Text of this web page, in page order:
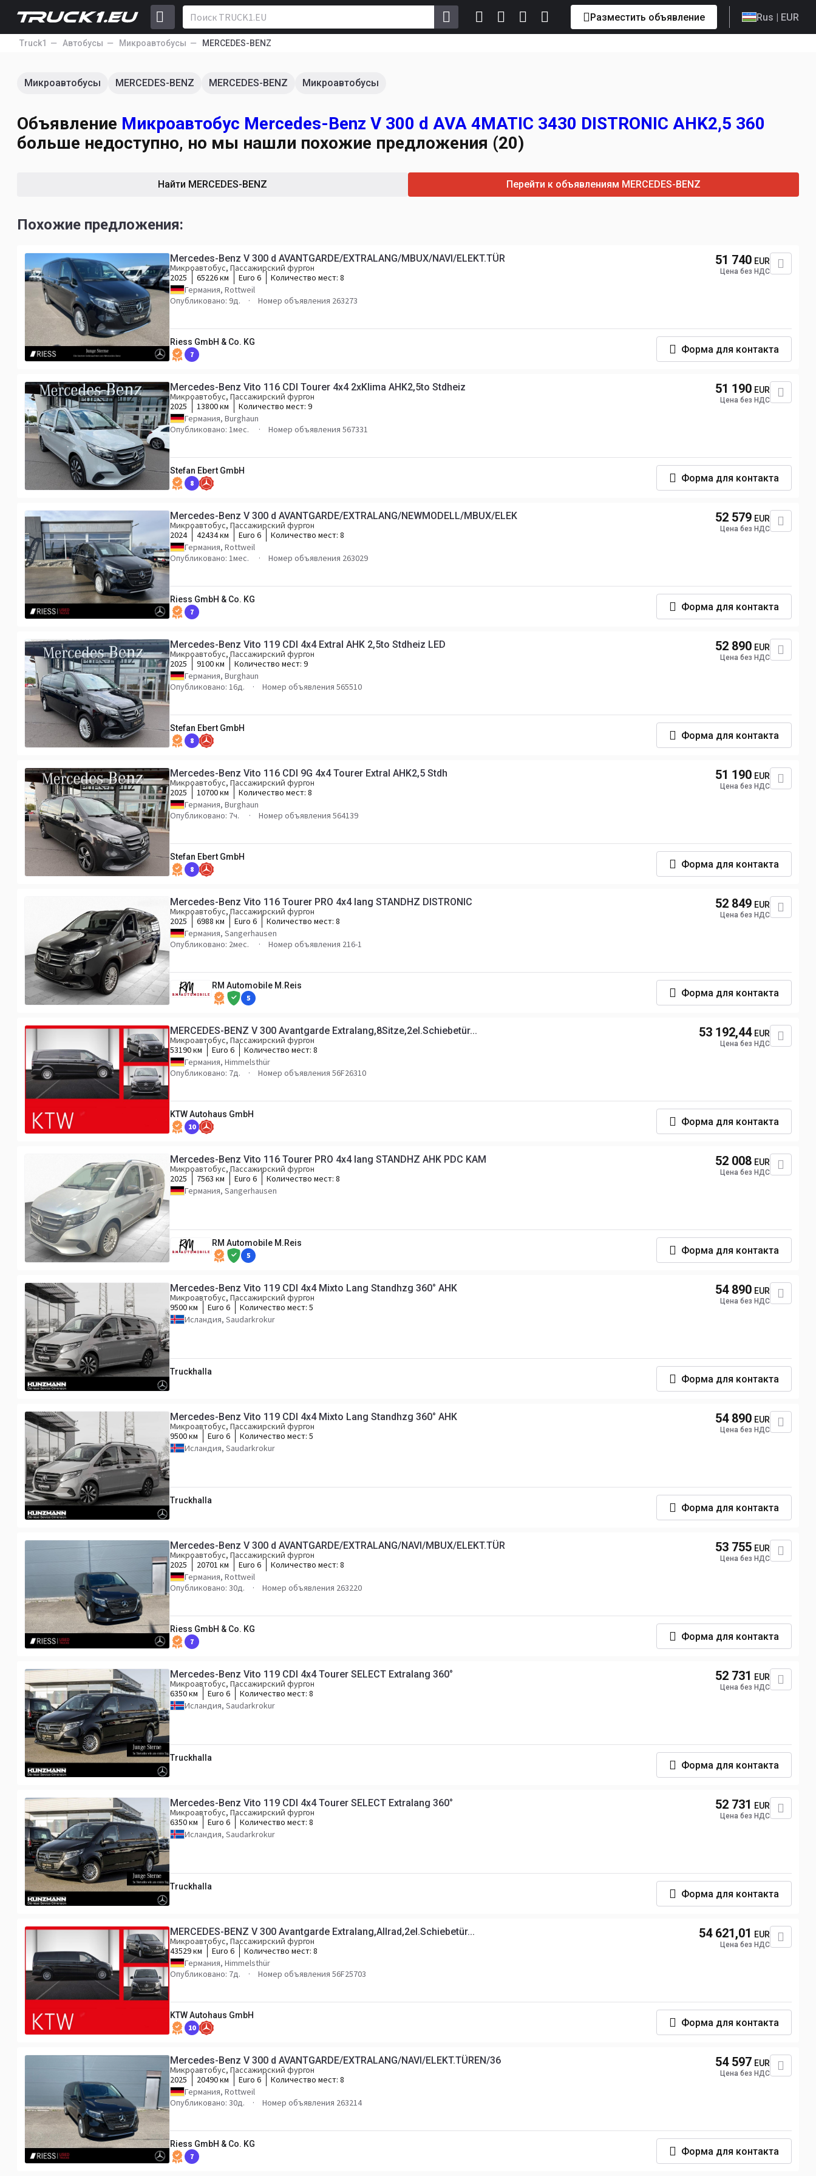
Разместить объявление Rus | EUR
Truck1 Автобусы Микроавтобусы MERCEDES-BENZ
Микроавтобусы MERCEDES-BENZ MERCEDES-BENZ Микроавтобусы
Объявление Микроавтобус Mercedes-Benz V 300 d AVA 4MATIC 3430 DISTRONIC AHK2,5 360
больше недоступно, но мы нашли похожие предложения (20)
Найти MERCEDES-BENZ Перейти к объявлениям MERCEDES-BENZ
Похожие предложения:
Mercedes-Benz V 300 d AVANTGARDE/EXTRALANG/MBUX/NAVI/ELEKT.TÜR
Микроавтобус, Пассажирский фургон
2025
65226 км Euro 6 Количество мест: 8
Германия, Rottweil
Опубликовано: 9д.
Номер объявления 263273
51 740 EUR
Цена без НДС
Riess GmbH & Co. KG
7 Форма для контакта
Mercedes-Benz Vito 116 CDI Tourer 4x4 2xKlima AHK2,5to Stdheiz
Микроавтобус, Пассажирский фургон
2025
13800 км Количество мест: 9
Германия, Burghaun
Опубликовано: 1мес.
Номер объявления 567331
51 190 EUR
Цена без НДС
Stefan Ebert GmbH
8 Форма для контакта
Mercedes-Benz V 300 d AVANTGARDE/EXTRALANG/NEWMODELL/MBUX/ELEK
Микроавтобус, Пассажирский фургон
2024
42434 км Euro 6 Количество мест: 8
Германия, Rottweil
Опубликовано: 1мес.
Номер объявления 263029
52 579 EUR
Цена без НДС
Riess GmbH & Co. KG
7 Форма для контакта
Mercedes-Benz Vito 119 CDI 4x4 Extral AHK 2,5to Stdheiz LED
Микроавтобус, Пассажирский фургон
2025
9100 км Количество мест: 9
Германия, Burghaun
Опубликовано: 16д.
Номер объявления 565510
52 890 EUR
Цена без НДС
Stefan Ebert GmbH
8 Форма для контакта
Mercedes-Benz Vito 116 CDI 9G 4x4 Tourer Extral AHK2,5 Stdh
Микроавтобус, Пассажирский фургон
2025
10700 км Количество мест: 8
Германия, Burghaun
Опубликовано: 7ч.
Номер объявления 564139
51 190 EUR
Цена без НДС
Stefan Ebert GmbH
8 Форма для контакта
Mercedes-Benz Vito 116 Tourer PRO 4x4 lang STANDHZ DISTRONIC
Микроавтобус, Пассажирский фургон
2025
6988 км Euro 6 Количество мест: 8
Германия, Sangerhausen
Опубликовано: 2мес.
Номер объявления 216-1
52 849 EUR
Цена без НДС
RM Automobile M.Reis
5 Форма для контакта
MERCEDES-BENZ V 300 Avantgarde Extralang,8Sitze,2el.Schiebetür...
Микроавтобус, Пассажирский фургон
53190 км
Euro 6 Количество мест: 8
Германия, Himmelsthür
Опубликовано: 7д.
Номер объявления 56F26310
53 192,44 EUR
Цена без НДС
KTW Autohaus GmbH
10 Форма для контакта
Mercedes-Benz Vito 116 Tourer PRO 4x4 lang STANDHZ AHK PDC KAM
Микроавтобус, Пассажирский фургон
2025
7563 км Euro 6 Количество мест: 8
Германия, Sangerhausen
52 008 EUR
Цена без НДС
RM Automobile M.Reis
5 Форма для контакта
Mercedes-Benz Vito 119 CDI 4x4 Mixto Lang Standhzg 360° AHK
Микроавтобус, Пассажирский фургон
9500 км
Euro 6 Количество мест: 5
Исландия, Saudarkrokur
54 890 EUR
Цена без НДС
Truckhalla
Форма для контакта
Mercedes-Benz Vito 119 CDI 4x4 Mixto Lang Standhzg 360° AHK
Микроавтобус, Пассажирский фургон
9500 км
Euro 6 Количество мест: 5
Исландия, Saudarkrokur
54 890 EUR
Цена без НДС
Truckhalla
Форма для контакта
Mercedes-Benz V 300 d AVANTGARDE/EXTRALANG/NAVI/MBUX/ELEKT.TÜR
Микроавтобус, Пассажирский фургон
2025
20701 км Euro 6 Количество мест: 8
Германия, Rottweil
Опубликовано: 30д.
Номер объявления 263220
53 755 EUR
Цена без НДС
Riess GmbH & Co. KG
7 Форма для контакта
Mercedes-Benz Vito 119 CDI 4x4 Tourer SELECT Extralang 360°
Микроавтобус, Пассажирский фургон
6350 км
Euro 6 Количество мест: 8
Исландия, Saudarkrokur
52 731 EUR
Цена без НДС
Truckhalla
Форма для контакта
Mercedes-Benz Vito 119 CDI 4x4 Tourer SELECT Extralang 360°
Микроавтобус, Пассажирский фургон
6350 км
Euro 6 Количество мест: 8
Исландия, Saudarkrokur
52 731 EUR
Цена без НДС
Truckhalla
Форма для контакта
MERCEDES-BENZ V 300 Avantgarde Extralang,Allrad,2el.Schiebetür...
Микроавтобус, Пассажирский фургон
43529 км
Euro 6 Количество мест: 8
Германия, Himmelsthür
Опубликовано: 7д.
Номер объявления 56F25703
54 621,01 EUR
Цена без НДС
KTW Autohaus GmbH
10 Форма для контакта
Mercedes-Benz V 300 d AVANTGARDE/EXTRALANG/NAVI/ELEKT.TÜREN/36
Микроавтобус, Пассажирский фургон
2025
20490 км Euro 6 Количество мест: 8
Германия, Rottweil
Опубликовано: 30д.
Номер объявления 263214
54 597 EUR
Цена без НДС
Riess GmbH & Co. KG
7 Форма для контакта